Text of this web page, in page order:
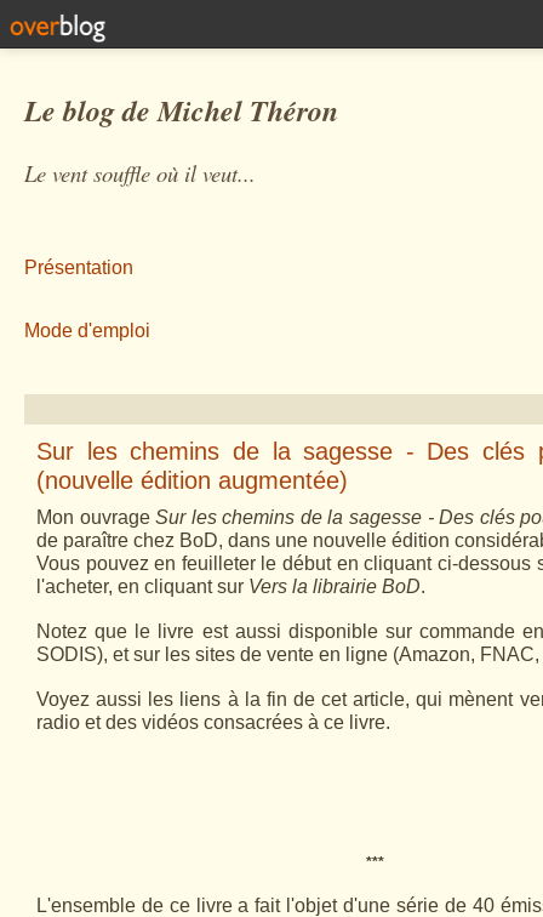
Le blog de Michel Théron
Le vent souffle où il veut...
Présentation
Mode d'emploi
Sur les chemins de la sagesse - Des clés
(nouvelle édition augmentée)
Mon ouvrageSur les chemins de la sagesse - Des clés
de paraître chez BoD, dans une nouvelle édition
Vous pouvez en feuilleter le début en cliquant ci-dessous
l'acheter, en cliquant sur Vers la librairie BoD.
Notez que le livre est aussi disponible sur commande
SODIS), et sur les sites de vente en ligne (Amazon, FNAC,
Voyez aussi les liens à la fin de cet article, qui mènent
radio et des vidéos consacrées à ce livre.
***
L'ensemble de ce livre a fait l'objet d'une série de 40